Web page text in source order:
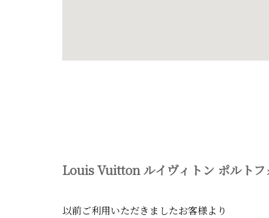
Louis Vuitton ルイヴィトン ポルト
以前ご利用いただきましたお客様より